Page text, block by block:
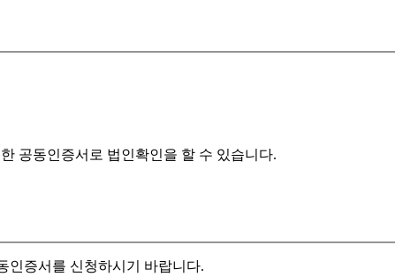
공동인증서로 법인확인을 할 수 있습니다.
인증서를 신청하시기 바랍니다.